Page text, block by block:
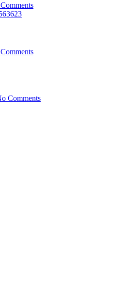
Comments